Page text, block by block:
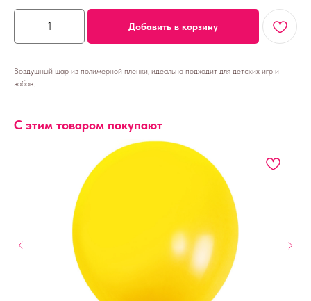
Добавить в корзину
Воздушный шар из полимерной пленки, идеально подходит для детских игр и
забав.
С этим товаром покупают